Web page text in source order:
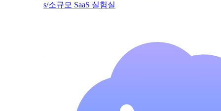
s/소규모 SaaS 실험실